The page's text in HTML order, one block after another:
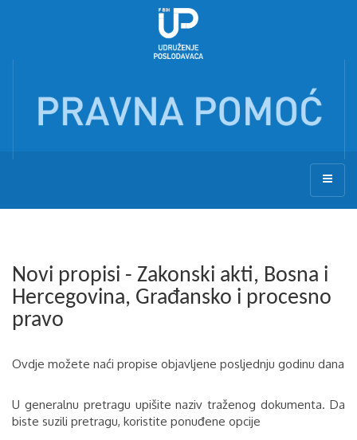
Novi propisi - Zakonski akti, Bosna i
Hercegovina, Građansko i procesno
pravo
Ovdje možete naći propise objavljene posljednju godinu dana
U generalnu pretragu upišite naziv traženog dokumenta. Da
biste suzili pretragu, koristite ponuđene opcije